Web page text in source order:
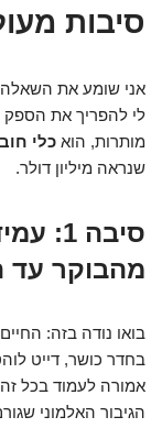
סיבות
אני שומע את השאלה
לי להפריך את הספק
מותרות, הוא כלי
שנראה מיליון דולר.
סיבה
מהבוקר עד
בואו נודה בזה:
בחדר כושר, דייט
אמורה לעמוד בכל
הגיבור האלמוני